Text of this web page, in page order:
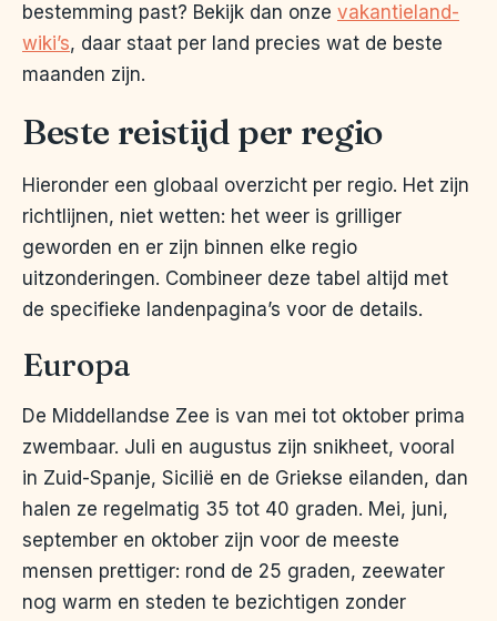
bestemming past? Bekijk dan onze vakantieland-
wiki’s, daar staat per land precies wat de beste
maanden zijn.
Beste reistijd per regio
Hieronder een globaal overzicht per regio. Het zijn
richtlijnen, niet wetten: het weer is grilliger
geworden en er zijn binnen elke regio
uitzonderingen. Combineer deze tabel altijd met
de specifieke landenpagina’s voor de details.
Europa
De Middellandse Zee is van mei tot oktober prima
zwembaar. Juli en augustus zijn snikheet, vooral
in Zuid-Spanje, Sicilië en de Griekse eilanden, dan
halen ze regelmatig 35 tot 40 graden. Mei, juni,
september en oktober zijn voor de meeste
mensen prettiger: rond de 25 graden, zeewater
nog warm en steden te bezichtigen zonder